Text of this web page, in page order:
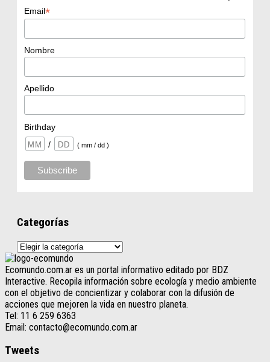
Email*
Nombre
Apellido
Birthday
/
( mm / dd )
Categorías
Categorías
Ecomundo.com.ar es un portal informativo editado por BDZ
Interactive. Recopila información sobre ecología y medio ambiente
con el objetivo de concientizar y colaborar con la difusión de
acciones que mejoren la vida en nuestro planeta.
Tel: 11 6 259 6363
Email: contacto@ecomundo.com.ar
Tweets